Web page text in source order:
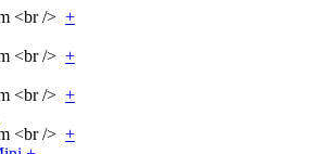
<br /> +
<br /> +
<br /> +
<br /> +